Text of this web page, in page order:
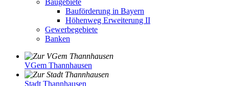
Baugebiete
Bauförderung in Bayern
Höhenweg Erweiterung II
Gewerbegebiete
Banken
VGem Thannhausen
Stadt Thannhausen